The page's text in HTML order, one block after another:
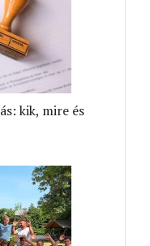
kik, mire és